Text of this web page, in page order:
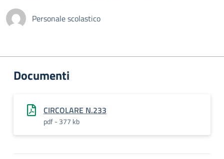
Personale scolastico
Documenti
CIRCOLARE N.233
pdf - 377 kb